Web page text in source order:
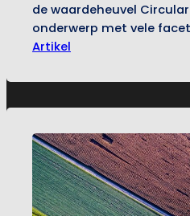
de waardeheuvel
onderwerp met vele
niet alleen lastig om te
passen in organisaties.
Artikel